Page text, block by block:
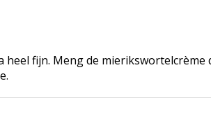
heel fijn. Meng de mierikswortelcrème